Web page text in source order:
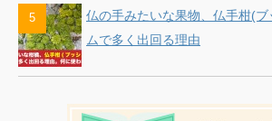
仏の手みたいな果物、仏手柑(
ムで多く出回る理由